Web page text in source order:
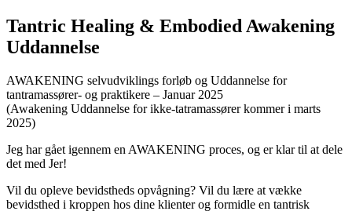
Tantric Healing & Embodied Awakening
Uddannelse
AWAKENING selvudviklings forløb og Uddannelse for
tantramassører- og praktikere – Januar 2025
(Awakening Uddannelse for ikke-tatramassører kommer i marts
2025)
Jeg har gået igennem en AWAKENING proces, og er klar til at dele
det med Jer!
Vil du opleve bevidstheds opvågning? Vil du lære at vække
bevidsthed i kroppen hos dine klienter og formidle en tantrisk